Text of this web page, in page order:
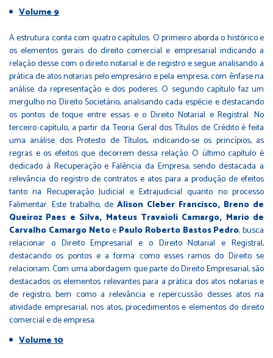
Volume 9
A estrutura conta com quatro capítulos. O primeiro aborda o histórico e
os elementos gerais do direito comercial e empresarial indicando a
relação desse com o direito notarial e de registro e segue analisando a
prática de atos notarias pelo empresário e pela empresa, com ênfase na
análise da representação e dos poderes. O segundo capítulo faz um
mergulho no Direito Societário, analisando cada espécie e destacando
os pontos de toque entre essas e o Direito Notarial e Registral. No
terceiro capítulo, a partir da Teoria Geral dos Títulos de Crédito é feita
uma análise dos Protesto de Títulos, indicando-se os princípios, as
regras e os efeitos que decorrem dessa relação. O último capítulo é
dedicado à Recuperação e Falência da Empresa, sendo destacada a
relevância do registro de contratos e atos para a produção de efeitos
tanto na Recuperação Judicial e Extrajudicial quanto no processo
Falimentar. Este trabalho, de Alison Cleber Francisco, Breno de
Queiroz Paes e Silva, Mateus Travaioli Camargo, Mario de
Carvalho Camargo Netoe Paulo Roberto Bastos Pedro, busca
relacionar o Direito Empresarial e o Direito Notarial e Registral,
destacando os pontos e a forma como esses ramos do Direito se
relacionam. Com uma abordagem que parte do Direito Empresarial, são
destacados os elementos relevantes para a prática dos atos notarias e
de registro, bem como a relevância e repercussão desses atos na
atividade empresarial, nos atos, procedimentos e elementos do direito
comercial e de empresa.
Volume 10